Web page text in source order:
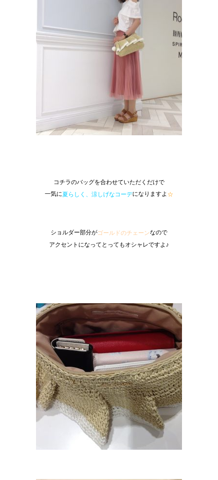
コチラのバッグを合わせていただくだけで
一気に夏らしく、涼しげなコーデになりますよ ☆
ショルダー部分がゴールドのチェーンなので
アクセントになってとってもオシャレですよ♪